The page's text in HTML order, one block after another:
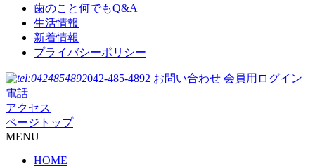
歯のこと何でもQ&A
生活情報
新着情報
プライバシーポリシー
042-485-4892 お問い合わせ 会員用ログイン
電話
アクセス
ページトップ
MENU
HOME